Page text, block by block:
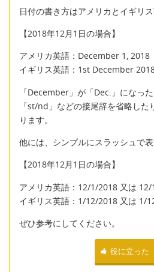
日付の書き方はアメリカとイギリ
【2018年12月1日の場合】
アメリカ英語：December 1, 2018
イギリス英語：1st December
「December」が「Dec.」になっ
「st/nd」などの接尾辞を省略した
ります。
他には、シンプルにスラッシュで表
【2018年12月1日の場合】
アメリカ英語：12/1/2018 又は
イギリス英語：1/12/2018 又は 1/
ぜひ参考にしてください。
役に立った